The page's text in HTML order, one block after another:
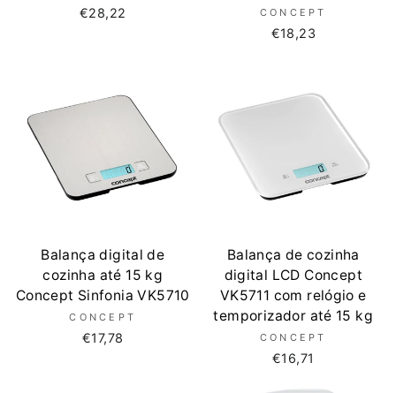
€28,22 CONCEPT
€18,23
Balança digital de
cozinha até 15 kg
Concept Sinfonia VK5710
CONCEPT
€17,78
Balança de cozinha
digital LCD Concept
VK5711 com relógio e
temporizador até 15 kg
CONCEPT
€16,71